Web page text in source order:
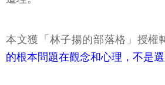
本文獲「林子揚的部落格」授權
的根本問題在觀念和心理，不是